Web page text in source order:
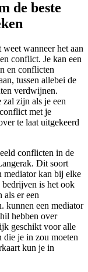
de beste
wanneer het aan
conflict. Je kan een
en conflicten
tussen allebei de
verdwijnen.
zal zijn als je een
met je
te laat uitgekeerd
conflicten in de
Dit soort
mediator kan bij elke
bedrijven is het ook
als er een
kunnen een mediator
hebben over
geschikt voor alle
die je in zou moeten
kun je in